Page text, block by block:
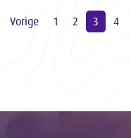
Vorige 1 2 3 4